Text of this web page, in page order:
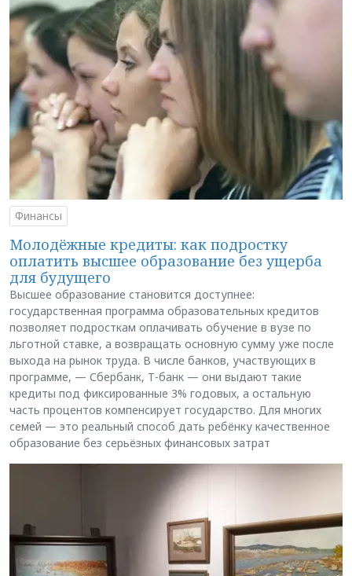
Финансы
Молодёжные кредиты: как подростку
оплатить высшее образование без ущерба
для будущего
Высшее образование становится доступнее:
государственная программа образовательных кредитов
позволяет подросткам оплачивать обучение в вузе по
льготной ставке, а возвращать основную сумму уже после
выхода на рынок труда. В числе банков, участвующих в
программе, — Сбербанк, Т-банк — они выдают такие
кредиты под фиксированные 3% годовых, а остальную
часть процентов компенсирует государство. Для многих
семей — это реальный способ дать ребёнку качественное
образование без серьёзных финансовых затрат